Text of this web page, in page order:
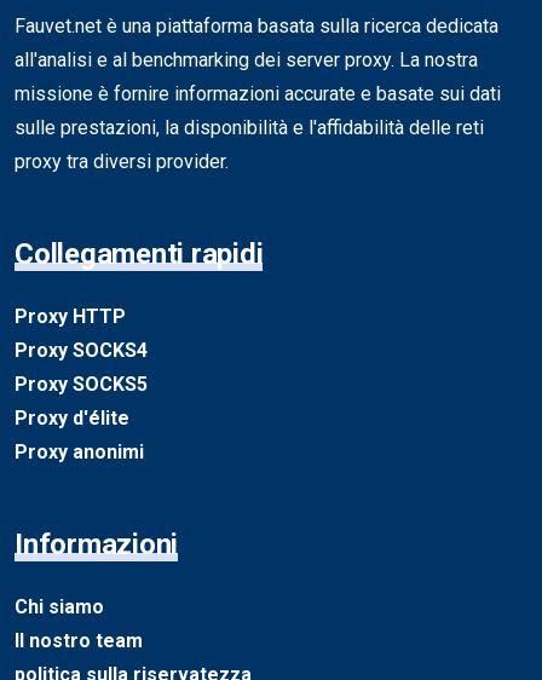
Fauvet.net è una piattaforma basata sulla ricerca dedicata
all'analisi e al benchmarking dei server proxy. La nostra
missione è fornire informazioni accurate e basate sui dati
sulle prestazioni, la disponibilità e l'affidabilità delle reti
proxy tra diversi provider.
Collegamenti rapidi
Proxy HTTP
Proxy SOCKS4
Proxy SOCKS5
Proxy d'élite
Proxy anonimi
Informazioni
Chi siamo
Il nostro team
politica sulla riservatezza